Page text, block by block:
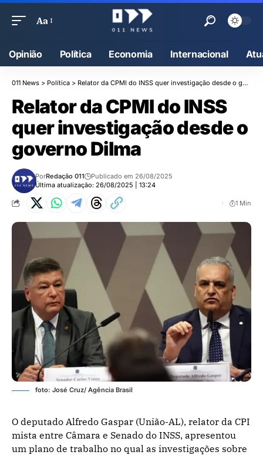
Aa
Opinião Política Economia Internacional
011 News > Política > Relator da CPMI do INSS quer investigação desde o governo Dilma
Relator da CPMI do INSS
quer investigação desde o
governo Dilma
Última atualização: 26/08/2025 | 13:24
PorRedação 011 Publicado em 26/08/2025
1 Min
foto: José Cruz/ Agência Brasil
O deputado Alfredo Gaspar (União-AL), relator da CPI
mista entre Câmara e Senado do INSS, apresentou
um plano de trabalho no qual as investigações sobre